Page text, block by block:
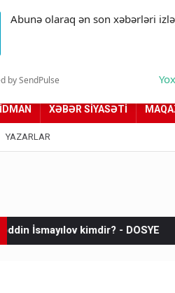
Abunə olaraq ən son xəbərləri
by SendPulse Yox
(012) 449 94
yolumuzdur
İDMAN XƏBƏR SİYASƏTİ
YAZARLAR
- DOSYE Böyük Britaniya